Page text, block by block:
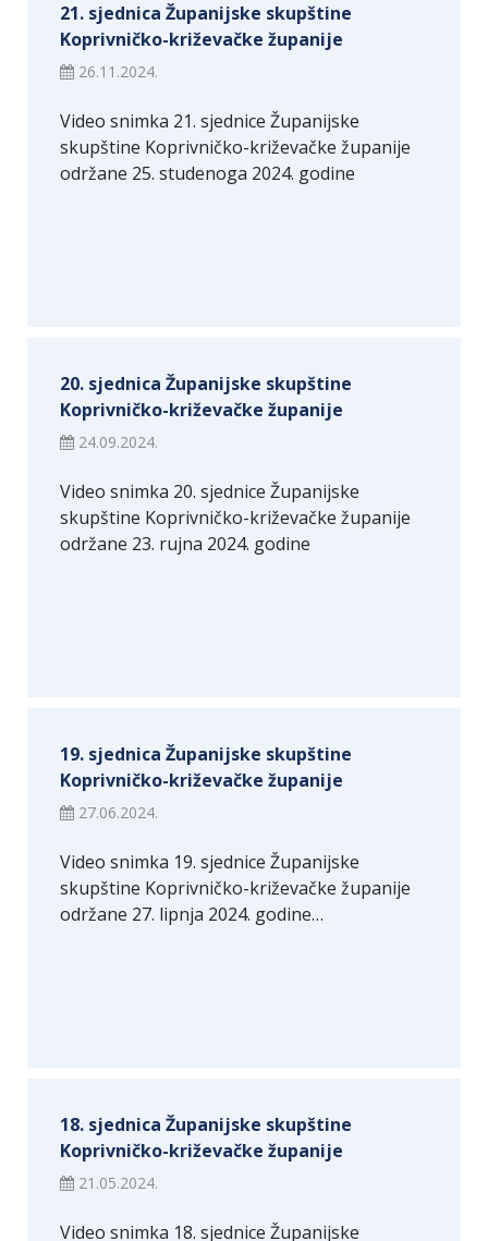
21. sjednica Županijske skupštine
Koprivničko-križevačke županije
26.11.2024.
Video snimka 21. sjednice Županijske
skupštine Koprivničko-križevačke županije
održane 25. studenoga 2024. godine
20. sjednica Županijske skupštine
Koprivničko-križevačke županije
24.09.2024.
Video snimka 20. sjednice Županijske
skupštine Koprivničko-križevačke županije
održane 23. rujna 2024. godine
19. sjednica Županijske skupštine
Koprivničko-križevačke županije
27.06.2024.
Video snimka 19. sjednice Županijske
skupštine Koprivničko-križevačke županije
održane 27. lipnja 2024. godine…
18. sjednica Županijske skupštine
Koprivničko-križevačke županije
21.05.2024.
Video snimka 18. sjednice Županijske